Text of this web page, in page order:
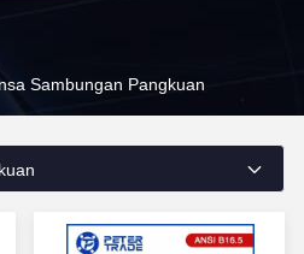
Sambungan Pangkuan